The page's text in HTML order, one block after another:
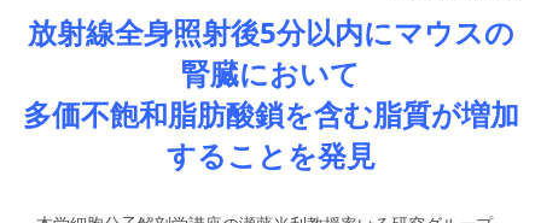
放射線全身照射後5分以内にマウスの
腎臓において
多価不飽和脂肪酸鎖を含む脂質が増加
することを発見